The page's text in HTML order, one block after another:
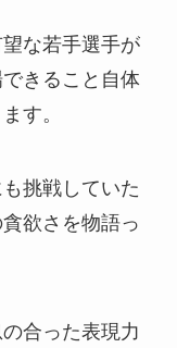
な若手選手が
きること自体
す。
挑戦していた
欲さを物語っ
合った表現力